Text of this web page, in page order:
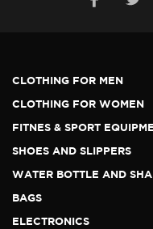
CLOTHING FOR MEN
CLOTHING FOR WOMEN
FITNES & SPORT
SHOES AND SLIPPERS
WATER BOTTLE AND
BAGS
ELECTRONICS